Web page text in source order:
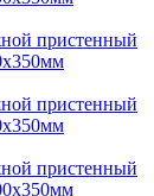
пристенный
пристенный
пристенный